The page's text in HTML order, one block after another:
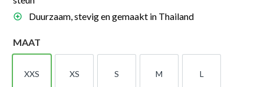
Duurzaam, stevig en gemaakt in Thailand
MAAT
XXS
XXS
XS
XS
S
S
M
M
L
L